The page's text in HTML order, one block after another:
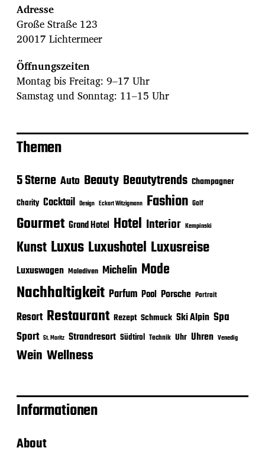
Adresse
Große Straße 123
20017 Lichtermeer
Öffnungszeiten
Montag bis Freitag: 9–17 Uhr
Samstag und Sonntag: 11–15 Uhr
Themen
5 Sterne Auto Beauty Beautytrends Champagner
Charity Cocktail Design Eckart Witzigmann Fashion Golf
Gourmet Grand Hotel Hotel Interior Kempinski
Kunst Luxus Luxushotel Luxusreise
Luxuswagen Malediven Michelin Mode
Nachhaltigkeit Parfum Pool Porsche Portrait
Resort Restaurant Rezept Schmuck Ski Alpin Spa
Sport St. Moritz Strandresort Südtirol Technik Uhr Uhren Venedig
Wein Wellness
Informationen
About